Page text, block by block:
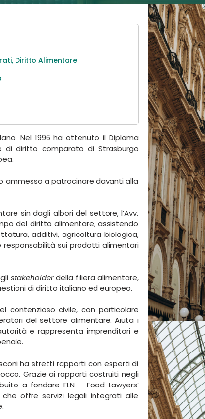
, Diritto Alimentare
Nel 1996 ha ottenuto il Diploma
di diritto comparato di Strasburgo
ammesso a patrocinare davanti alla
sin dagli albori del settore, l’Avv.
del diritto alimentare, assistendo
additivi, agricoltura biologica,
responsabilità sui prodotti alimentari
stakeholderdella filiera alimentare,
di diritto italiano ed europeo.
contenzioso civile, con particolare
del settore alimentare. Aiuta i
e rappresenta imprenditori e
ha stretti rapporti con esperti di
Grazie ai rapporti costruiti negli
a fondare FLN – Food Lawyers’
che offre servizi legali integrati alle